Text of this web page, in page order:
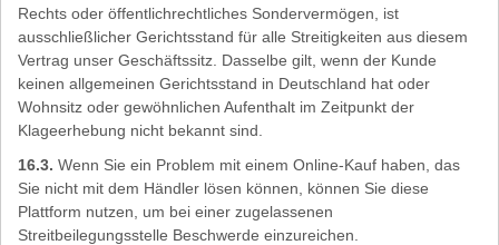
Rechts oder öffentlichrechtliches Sondervermögen, ist
ausschließlicher Gerichtsstand für alle Streitigkeiten aus diesem
Vertrag unser Geschäftssitz. Dasselbe gilt, wenn der Kunde
keinen allgemeinen Gerichtsstand in Deutschland hat oder
Wohnsitz oder gewöhnlichen Aufenthalt im Zeitpunkt der
Klageerhebung nicht bekannt sind.
16.3. Wenn Sie ein Problem mit einem Online-Kauf haben, das
Sie nicht mit dem Händler lösen können, können Sie diese
Plattform nutzen, um bei einer zugelassenen
Streitbeilegungsstelle Beschwerde einzureichen.